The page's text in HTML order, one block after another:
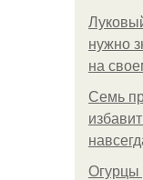
нужно
на
Семь
Огурцы